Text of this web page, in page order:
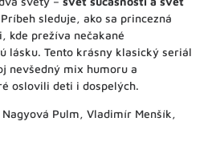
sleduje, ako sa princezná
kde prežíva nečakané
lásku. Tento krásny klasický seriál
nevšedný mix humoru a
oslovili deti i dospelých.
Nagyová Pulm, Vladimír Menšík,